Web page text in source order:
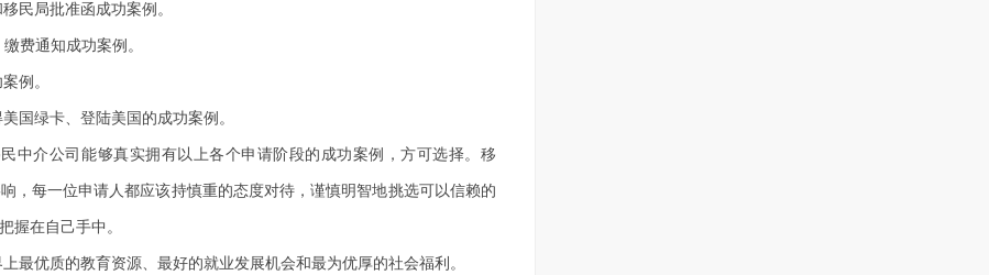
民局批准函成功案例。
费通知成功案例。
例。
国绿卡、登陆美国的成功案例。
中介公司能够真实拥有以上各个申请阶段的成功案例，方可选择。移
，每一位申请人都应该持慎重的态度对待，谨慎明智地挑选可以信赖的
握在自己手中。
优质的教育资源、最好的就业发展机会和最为优厚的社会福利。